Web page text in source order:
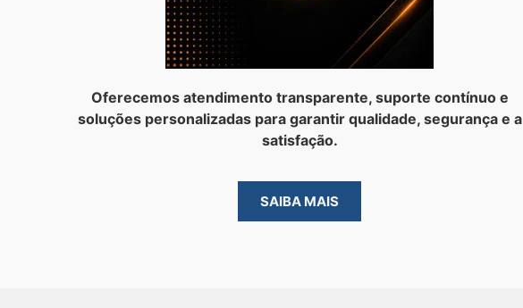
Oferecemos atendimento transparente, suporte contínuo e
soluções personalizadas para garantir qualidade, segurança e a
satisfação.
SAIBA MAIS